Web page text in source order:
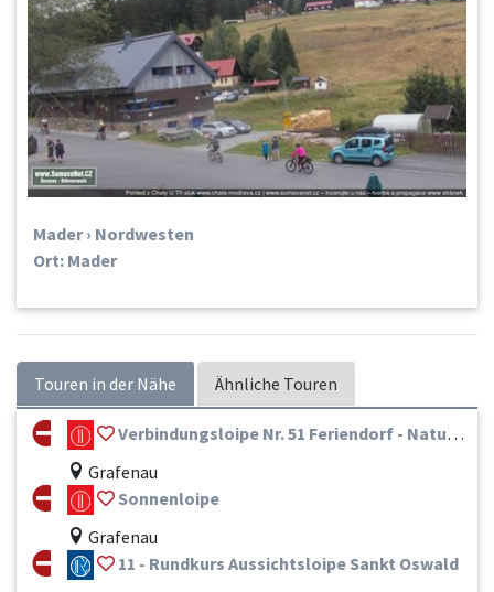
Mader › Nordwesten
Ort: Mader
Touren in der Nähe Ähnliche Touren
Verbindungsloipe Nr. 51 Feriendorf - Natur-Sport-Zentrum
Grafenau
Sonnenloipe
Grafenau
11 - Rundkurs Aussichtsloipe Sankt Oswald